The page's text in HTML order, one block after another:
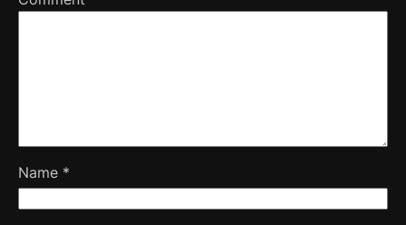
Name *